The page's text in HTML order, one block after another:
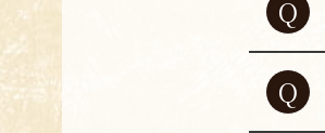
Q
A
Q